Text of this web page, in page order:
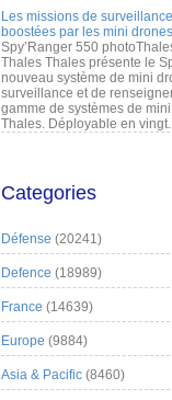
Les missions de
boostées par les mini
Spy’Ranger 550
Thales Thales présente le
nouveau système de mini
surveillance et de
gamme de systèmes de
Thales. Déployable en
Categories
Défense (20241)
Defence (18989)
France (14639)
Europe (9884)
Asia & Pacific (8460)